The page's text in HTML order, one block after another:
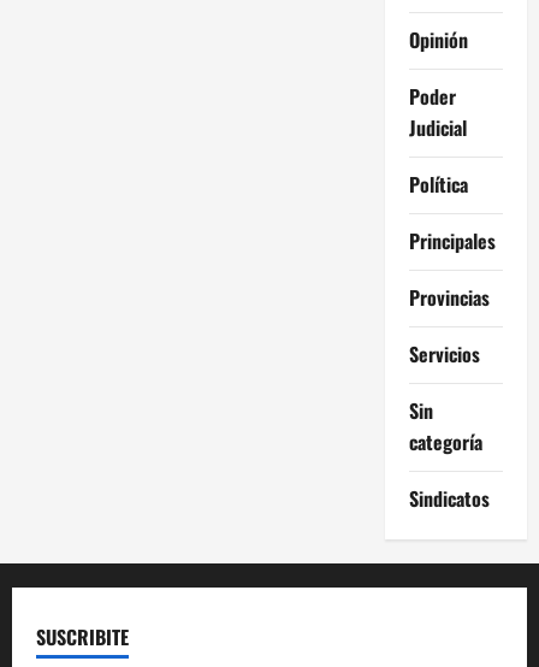
Opinión
Poder
Judicial
Política
Principales
Provincias
Servicios
Sin
categoría
Sindicatos
SUSCRIBITE